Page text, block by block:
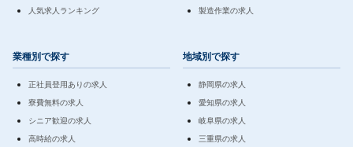
人気求人ランキング
製造作業の求人
業種別で探す
正社員登用ありの求人
寮費無料の求人
シニア歓迎の求人
高時給の求人
地域別で探す
静岡県の求人
愛知県の求人
岐阜県の求人
三重県の求人